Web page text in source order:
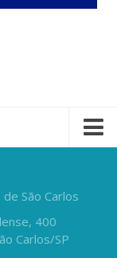
São Carlos
400
Carlos/SP